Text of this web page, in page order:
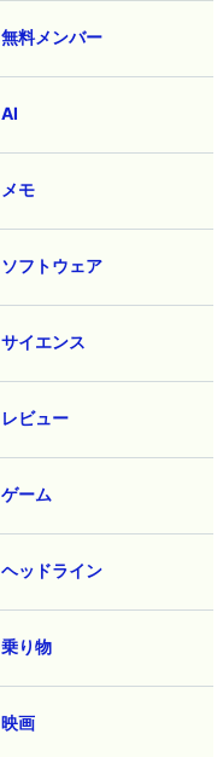
無料メンバー
AI
メモ
ソフトウェア
サイエンス
レビュー
ゲーム
ヘッドライン
乗り物
映画